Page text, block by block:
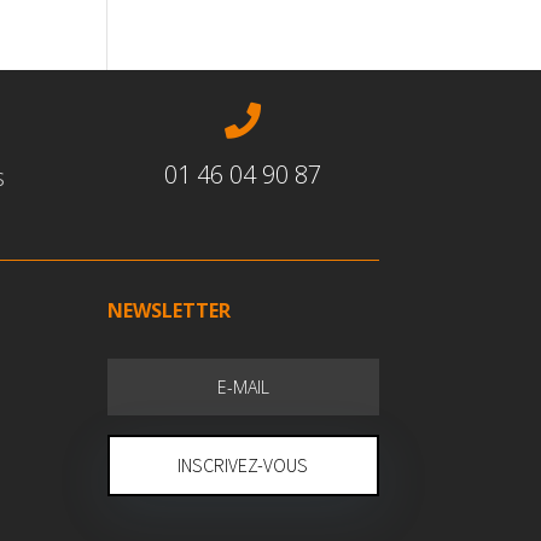

01 46 04 90 87
NEWSLETTER
INSCRIVEZ-VOUS